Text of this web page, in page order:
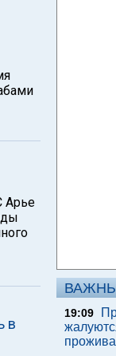
Арье
в
19:09